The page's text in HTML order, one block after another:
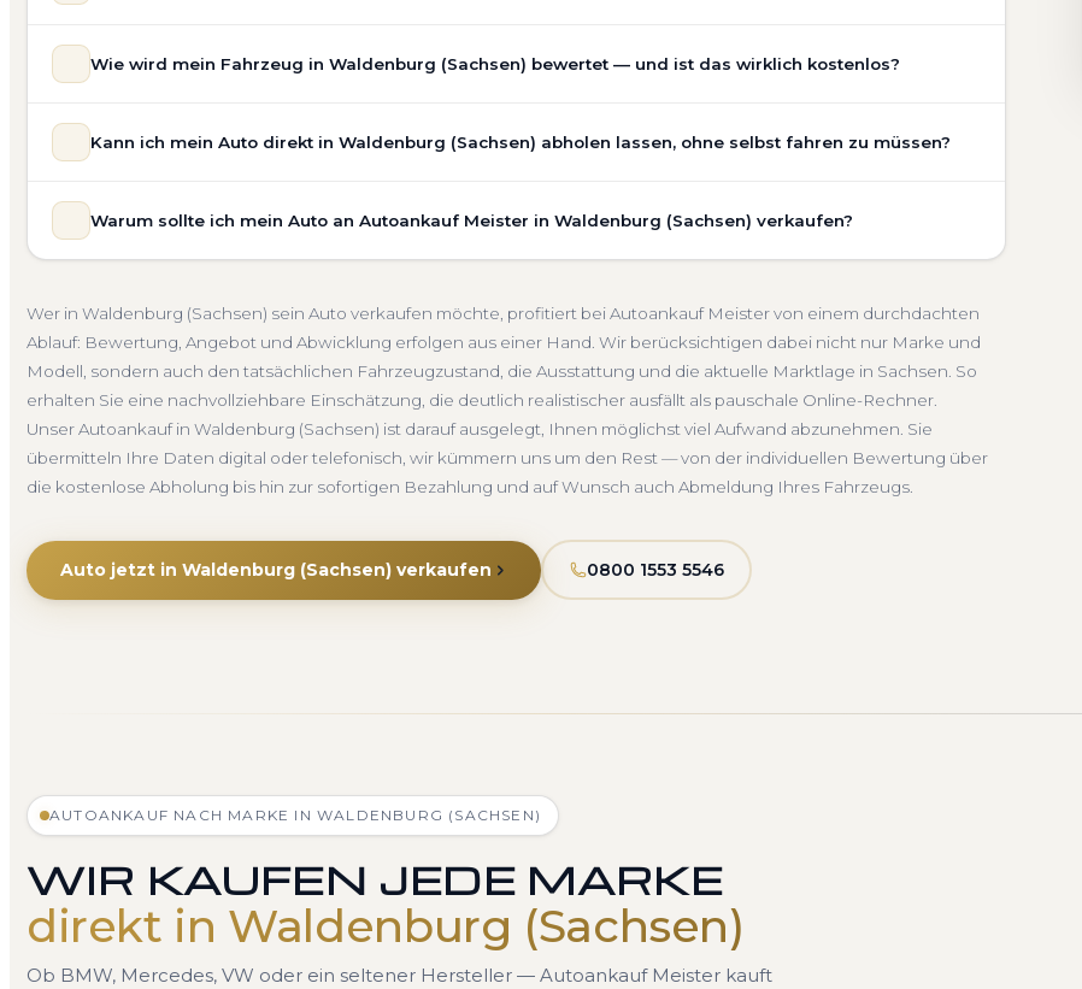
allgemeinem Reparaturbedarf direkt in Waldenburg (Sachsen) an. Der Zustand Ihres Fahrzeugs fließt
Unfallwagen Waldenburg (Sachsen) Motorschaden Ohne TÜV Getriebeschaden Faire Bewertung
Wie wird mein Fahrzeug in Waldenburg (Sachsen) bewertet — und ist das wirklich kostenlos?
unverbindlich. Wir prüfen Marke, Modell, Baujahr, Kilometerstand, Ausstattung, Pflegezustand und die aktuelle
Kostenlose Bewertung Marktwert Waldenburg (Sachsen) Unverbindlich Seriöse Einschätzung
Kann ich mein Auto direkt in Waldenburg (Sachsen) abholen lassen, ohne selbst fahren zu müssen?
an Ihrer Adresse — egal ob zu Hause, am Arbeitsplatz oder an einem Treffpunkt Ihrer Wahl in Waldenburg
Warum sollte ich mein Auto an Autoankauf Meister in Waldenburg (Sachsen) verkaufen?
Bewertung, ein verbindliches Angebot und auf Wunsch den kompletten Service von der Abholung bis zur
Abmeldung. Über 4.800 zufriedene Kunden sprechen für sich.
Seit 2010 4.800+ Ankäufe Komplettservice Sachsen
Wer in Waldenburg (Sachsen) sein Auto verkaufen möchte, profitiert bei Autoankauf Meister von einem durchdachten
Ablauf: Bewertung, Angebot und Abwicklung erfolgen aus einer Hand. Wir berücksichtigen dabei nicht nur Marke und
Modell, sondern auch den tatsächlichen Fahrzeugzustand, die Ausstattung und die aktuelle Marktlage in Sachsen. So
erhalten Sie eine nachvollziehbare Einschätzung, die deutlich realistischer ausfällt als pauschale Online-Rechner.
Unser Autoankauf in Waldenburg (Sachsen) ist darauf ausgelegt, Ihnen möglichst viel Aufwand abzunehmen. Sie
übermitteln Ihre Daten digital oder telefonisch, wir kümmern uns um den Rest — von der individuellen Bewertung über
die kostenlose Abholung bis hin zur sofortigen Bezahlung und auf Wunsch auch Abmeldung Ihres Fahrzeugs.
Auto jetzt in Waldenburg (Sachsen) verkaufen 0800 1553 5546
AUTOANKAUF NACH MARKE IN WALDENBURG (SACHSEN)
WIR KAUFEN JEDE MARKE
direkt in Waldenburg (Sachsen)
Ob BMW, Mercedes, VW oder ein seltener Hersteller — Autoankauf Meister kauft